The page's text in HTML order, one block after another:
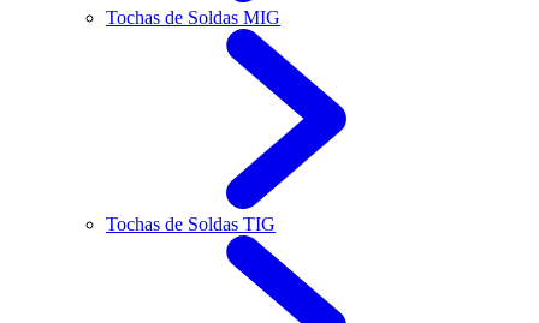
Tochas de Soldas MIG
Tochas de Soldas TIG